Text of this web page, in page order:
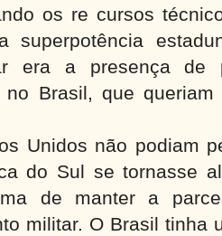
os re cursos
superpotência
era a presença de
no Brasil, que
Unidos não podiam
do Sul se tornasse
de manter a
militar. O Brasil tinha